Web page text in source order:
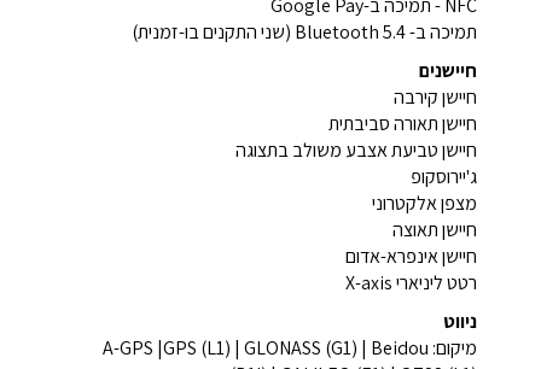
NFC - תמיכה ב-Google Pay
תמיכה ב- Bluetooth 5.4 (שני התקנים בו-זמנית)
חיישנים
חיישן קירבה
חיישן תאורה סביבתית
חיישן טביעת אצבע משולב בתצוגה
ג'יירוסקופ
מצפן אלקטרוני
חיישן תאוצה
חיישן אינפרא-אדום
רטט ליניארי X-axis
ניווט
מיקום: A-GPS |GPS (L1) | GLONASS (G1) | Beidou